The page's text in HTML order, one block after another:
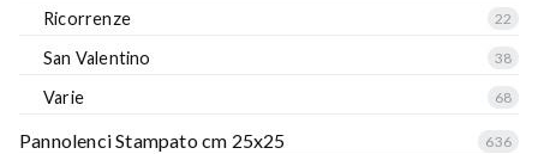
Ricorrenze 22
San Valentino 38
Varie 68
Pannolenci Stampato cm 25x25 636